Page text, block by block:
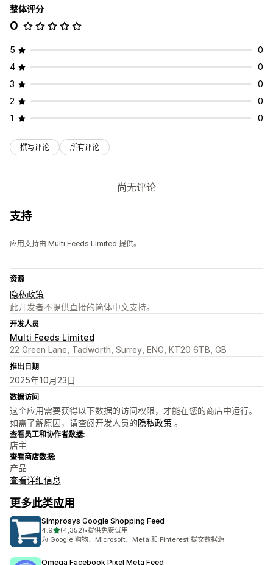
数据源优化
整体评分
0
5
0
4
0
3
0
2
0
1
0
撰写评论 所有评论
尚无评论
支持
应用支持由 Multi Feeds Limited 提供。
资源
隐私政策
此开发者不提供直接的简体中文支持。
开发人员
Multi Feeds Limited
22 Green Lane, Tadworth, Surrey, ENG, KT20 6TB, GB
推出日期
2025年10月23日
数据访问
这个应用需要获得以下数据的访问权限，才能在您的商店中运行。
如需了解原因，请查阅开发人员的隐私政策 。
查看员工和协作者数据:
店主
查看商店数据:
产品
查看详细信息
更多此类应用
Simprosys Google Shopping Feed
4.9星（满分 5 星）
(4,352)
总共 4352 条评论
•提供免费试用
为 Google 购物、Microsoft、Meta 和 Pinterest 提交数据源
Omega Facebook Pixel Meta Feed